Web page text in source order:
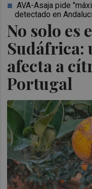
No solo es
Sudáfrica:
afecta a
Portugal
AVA-Asaja pide
detectado en